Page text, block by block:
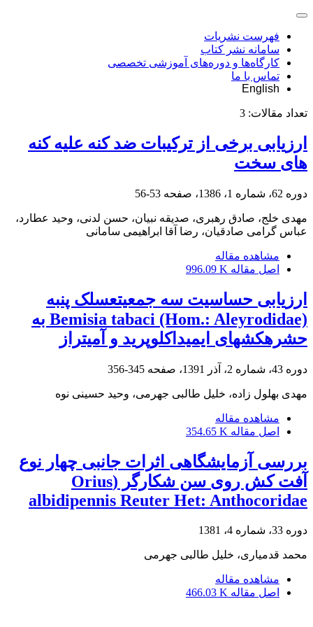
فهرست نشریات
سامانه نشر کتاب
کارگاه‌ها و دوره‌های آموزشی تخصصی
تماس با ما
English
تعداد مقالات: 3
ارزیابی برخی از ترکیبات ضد کنه علیه کنه
های سخت
دوره 62، شماره 1، 1386، صفحه 53-56
مهدی خلج، صادق رهبری، صدیقه نبیان، حسن لدنی، وحید عطارد،
عباس گرامی صادقیان، رضا آقا ابراهیمی سامانی
مشاهده مقاله
اصل مقاله 996.09 K
ارزیابی حساسیت سه جمعیتعسلک پنبه
Bemisia tabaci (Hom.: Aleyrodidae) به
حشرهکشهای ایمیداکلوپرید و آمیتراز
دوره 43، شماره 2، آذر 1391، صفحه 345-356
مهدی بهلول زاده، خلیل طالبی جهرمی، وحید حسینی نوه
مشاهده مقاله
اصل مقاله 354.65 K
بررسی آزمایشگاهی اثرات جانبی چهار نوع
آفت کش روی سن شکارگر (Orius
albidipennis Reuter Het: Anthocoridae
دوره 33، شماره 4، 1381
محمد قدمیاری، خلیل طالبی جهرمی
مشاهده مقاله
اصل مقاله 466.03 K